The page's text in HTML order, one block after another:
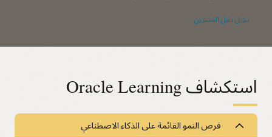
تنزيل دليل المشترين
استكشاف Oracle Learning
فرص النمو القائمة على الذكاء الاصطناعي